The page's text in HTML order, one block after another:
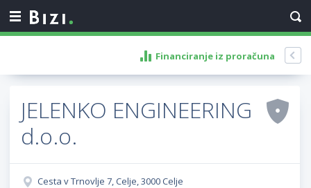
Financiranje iz proračuna
JELENKO ENGINEERING
d.o.o.
Cesta v Trnovlje 7, Celje, 3000 Celje